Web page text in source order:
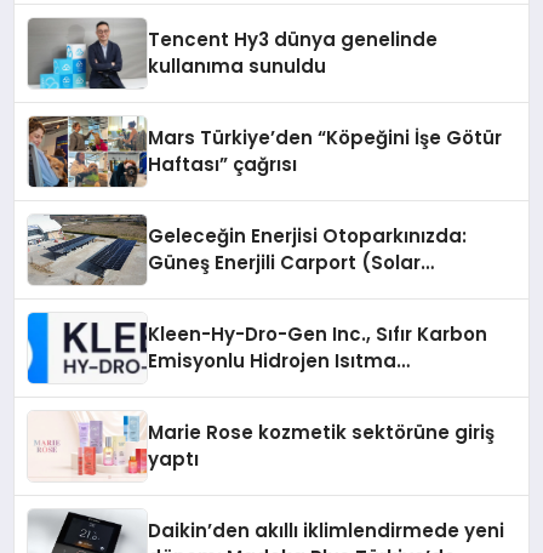
Tencent Hy3 dünya genelinde
kullanıma sunuldu
Mars Türkiye’den “Köpeğini İşe Götür
Haftası” çağrısı
Geleceğin Enerjisi Otoparkınızda:
Güneş Enerjili Carport (Solar
Kleen-Hy-Dro-Gen Inc., Sıfır Karbon
Emisyonlu Hidrojen Isıtma
Marie Rose kozmetik sektörüne giriş
yaptı
Daikin’den akıllı iklimlendirmede yeni